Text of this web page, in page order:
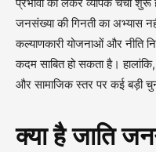
जनसंख्या की गिनती का अभ्यास
कल्याणकारी योजनाओं और नीति
कदम साबित हो सकता है।
और सामाजिक स्तर पर कई बड़ी
क्या है जाति